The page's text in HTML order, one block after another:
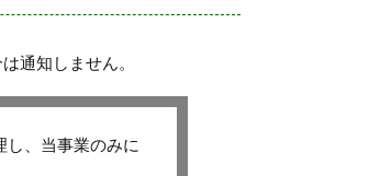
通知しません。
、当事業のみに